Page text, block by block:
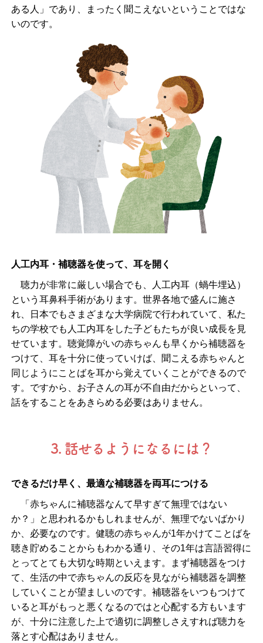
ある人」であり、まったく聞こえないということではな
いのです。
人工内耳・補聴器を使って、耳を開く
聴力が非常に厳しい場合でも、人工内耳（蝸牛埋込）
という耳鼻科手術があります。世界各地で盛んに施さ
れ、日本でもさまざまな大学病院で行われていて、私た
ちの学校でも人工内耳をした子どもたちが良い成長を見
せています。聴覚障がいの赤ちゃんも早くから補聴器を
つけて、耳を十分に使っていけば、聞こえる赤ちゃんと
同じようにことばを耳から覚えていくことができるので
す。ですから、お子さんの耳が不自由だからといって、
話をすることをあきらめる必要はありません。
3. 話せるようになるには？
できるだけ早く、最適な補聴器を両耳につける
「赤ちゃんに補聴器なんて早すぎて無理ではない
か？」と思われるかもしれませんが、無理でないばかり
か、必要なのです。健聴の赤ちゃんが1年かけてことばを
聴き貯めることからもわかる通り、その1年は言語習得に
とってとても大切な時期といえます。まず補聴器をつけ
て、生活の中で赤ちゃんの反応を見ながら補聴器を調整
していくことが望ましいのです。補聴器をいつもつけて
いると耳がもっと悪くなるのではと心配する方もいます
が、十分に注意した上で適切に調整しさえすれば聴力を
落とす心配はありません。